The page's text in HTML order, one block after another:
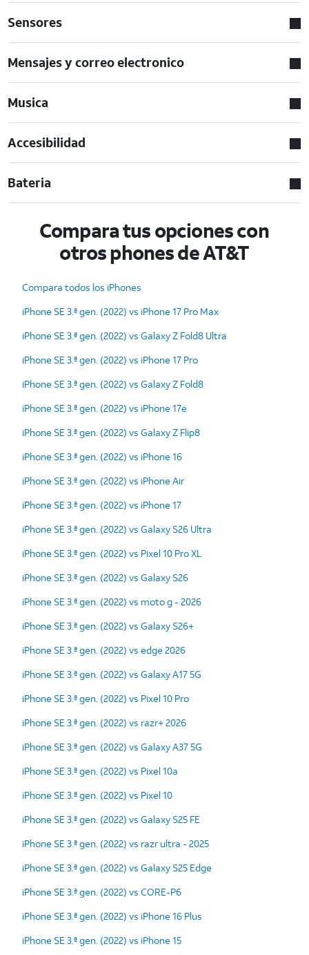
Sensores
Mensajes y correo electronico
Musica
Accesibilidad
Bateria
Compara tus opciones con
otros phones de AT&T
Compara todos los iPhones
iPhone SE 3.ª gen. (2022) vs iPhone 17 Pro Max
iPhone SE 3.ª gen. (2022) vs Galaxy Z Fold8 Ultra
iPhone SE 3.ª gen. (2022) vs iPhone 17 Pro
iPhone SE 3.ª gen. (2022) vs Galaxy Z Fold8
iPhone SE 3.ª gen. (2022) vs iPhone 17e
iPhone SE 3.ª gen. (2022) vs Galaxy Z Flip8
iPhone SE 3.ª gen. (2022) vs iPhone 16
iPhone SE 3.ª gen. (2022) vs iPhone Air
iPhone SE 3.ª gen. (2022) vs iPhone 17
iPhone SE 3.ª gen. (2022) vs Galaxy S26 Ultra
iPhone SE 3.ª gen. (2022) vs Pixel 10 Pro XL
iPhone SE 3.ª gen. (2022) vs Galaxy S26
iPhone SE 3.ª gen. (2022) vs moto g - 2026
iPhone SE 3.ª gen. (2022) vs Galaxy S26+
iPhone SE 3.ª gen. (2022) vs edge 2026
iPhone SE 3.ª gen. (2022) vs Galaxy A17 5G
iPhone SE 3.ª gen. (2022) vs Pixel 10 Pro
iPhone SE 3.ª gen. (2022) vs razr+ 2026
iPhone SE 3.ª gen. (2022) vs Galaxy A37 5G
iPhone SE 3.ª gen. (2022) vs Pixel 10a
iPhone SE 3.ª gen. (2022) vs Pixel 10
iPhone SE 3.ª gen. (2022) vs Galaxy S25 FE
iPhone SE 3.ª gen. (2022) vs razr ultra - 2025
iPhone SE 3.ª gen. (2022) vs Galaxy S25 Edge
iPhone SE 3.ª gen. (2022) vs CORE-P6
iPhone SE 3.ª gen. (2022) vs iPhone 16 Plus
iPhone SE 3.ª gen. (2022) vs iPhone 15